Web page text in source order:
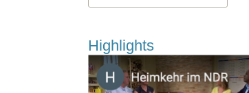
Highlights